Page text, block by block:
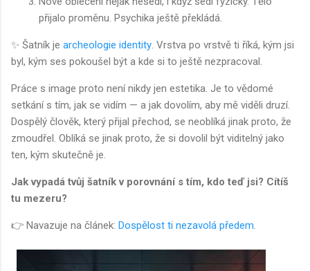
přijalo proměnu. Psychika ještě překládá.
✨ Šatník je archeologie identity . Vrstva po vrstvě ti říká, kým jsi
byl, kým ses pokoušel být a kde si to ještě nezpracoval.
Práce s image proto není nikdy jen estetika. Je to vědomé
setkání s tím, jak se vidím — a jak dovolím, aby mě viděli druzí.
Dospělý člověk, který přijal přechod, se neoblíká jinak proto, že
zmoudřel. Oblíká se jinak proto, že si dovolil být viditelný jako
ten, kým skutečně je.
Jak vypadá tvůj šatník v porovnání s tím, kdo teď jsi? Cítíš
tu mezeru?
👉 Navazuje na článek: Dospělost ti nezavolá předem